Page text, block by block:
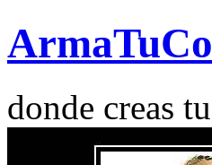
ArmaTu
donde creas